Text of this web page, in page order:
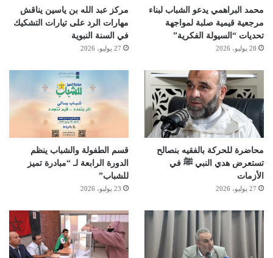
محمد البراهمي يدعو الشباب لبناء
مرجعية قيمية صلبة لمواجهة
تحديات “السيولة الفكرية”
28 يوليو، 2026
مركز عبد الله بن ياسين يناقش
مهارات الرد على تيارات التشكيك
في السنة النبوية
27 يوليو، 2026
محاضرة للحركة بالفقيه بنصالح
تستعرض هدي النبي ﷺ في
الأزمات
27 يوليو، 2026
قسم الطفولة والشباب ينظم
الدورة الرابعة لـ “مبادرة تميز
للشباب”
23 يوليو، 2026